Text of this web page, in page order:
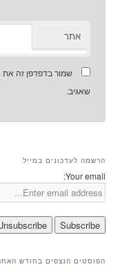
אתר
שמור בדפדפן זה
שאגיב.
הרשמה לעדכונים במייל
Your email:
הפוסטים הנצפים בחודש